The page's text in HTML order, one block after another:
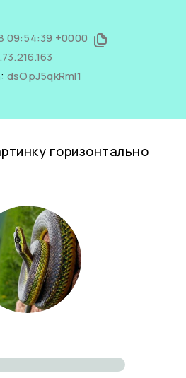
09:54:39 +0000
dsOpJ5qkRmI1
горизонтально